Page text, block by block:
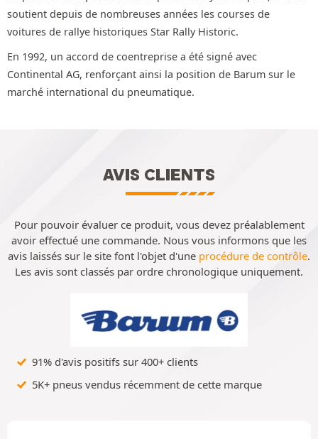
soutient depuis de nombreuses années les courses de
voitures de rallye historiques Star Rally Historic.
En 1992, un accord de coentreprise a été signé avec
Continental AG, renforçant ainsi la position de Barum sur le
marché international du pneumatique.
AVIS CLIENTS
Pour pouvoir évaluer ce produit, vous devez préalablement
avoir effectué une commande. Nous vous informons que les
avis laissés sur le site font l'objet d'une procédure de contrôle.
Les avis sont classés par ordre chronologique uniquement.
91% d'avis positifs sur 400+ clients
5K+ pneus vendus récemment de cette marque